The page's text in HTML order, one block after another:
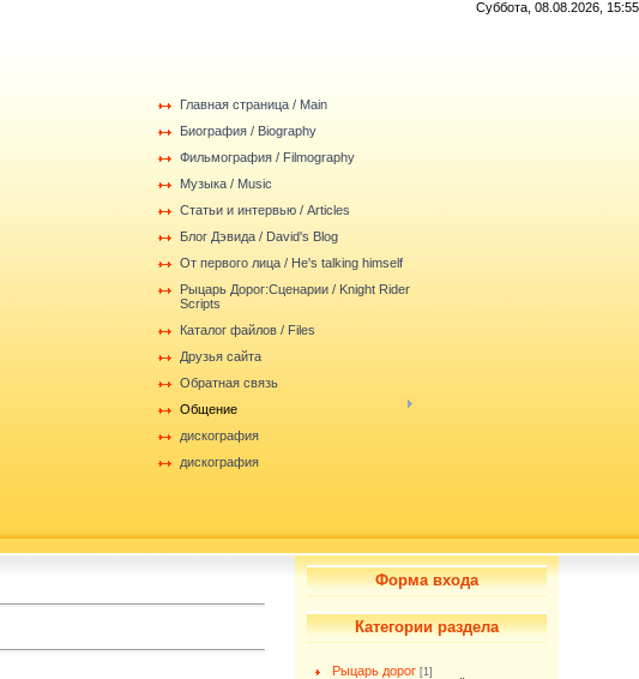
Суббота, 08.08.2026, 15:55
Главная страница / Main
Биография / Biography
Фильмография / Filmography
Музыка / Music
Статьи и интервью / Articles
Блог Дэвида / David's Blog
От первого лица / He's talking himself
Рыцарь Дорог:Сценарии / Knight Rider
Scripts
Каталог файлов / Files
Друзья сайта
Обратная связь
Общение
дискография
дискография
Форма входа
Категории раздела
Рыцарь дорог [1]